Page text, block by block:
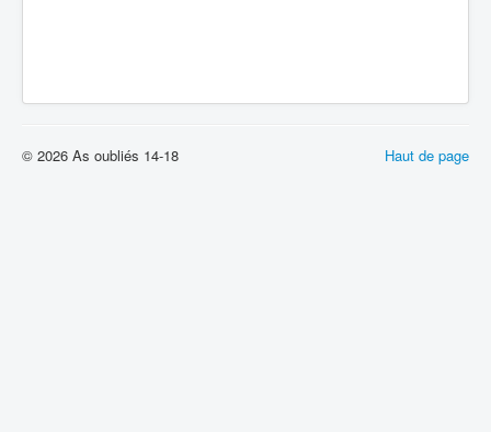
Haut de page
© 2026 As oubliés 14-18